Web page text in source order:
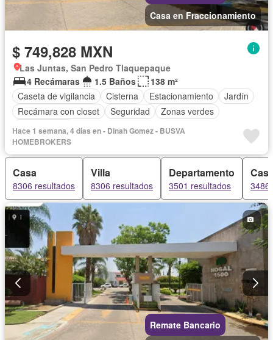
Casa en Fraccionamiento
$ 749,828 MXN
Las Juntas, San Pedro Tlaquepaque
4 Recámaras
1.5 Baños
138 m²
Caseta de vigilancia
Cisterna Estacionamiento
Jardín
Recámara con closet
Seguridad
Zonas verdes
Sin amueblar
Hace 1 semana, 4 días en - Dinah Gomez - BUSVA
HOMEBROKERS
Casa
8306 resultados
Villa
8306 resultados
Departamento
3501 resultados 3486
Remate Bancario